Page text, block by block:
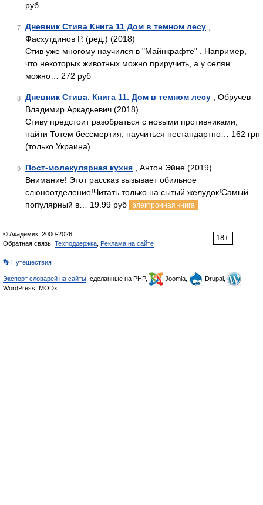
руб
7 Дневник Стива Книга 11 Дом в темном лесу
Фасхутдинов Р. (ред.) (2018)
Стив уже многому научился в "Майнкрафте" . Например,
что некоторых животных можно приручить, а у селян
можно… 272 руб
8 Дневник Стива. Книга 11. Дом в темном лесу , Обручев
Владимир Аркадьевич (2018)
Стиву предстоит разобраться с новыми противниками,
найти Тотем бессмертия, научиться нестандартно… 162 грн
(только Украина)
9 Пост-молекулярная кухня , Антон Эйне (2019)
Внимание! Этот рассказ вызывает обильное
слюноотделение!Читать только на сытый желудок!Самый
популярный в… 19.99 руб
электронная книга
18+
© Академик, 2000-2026
Обратная связь: Техподдержка Реклама на сайте
👣 Путешествия
Экспорт словарей на сайты , сделанные на PHP, Joomla,
Drupal,
WordPress, MODx.